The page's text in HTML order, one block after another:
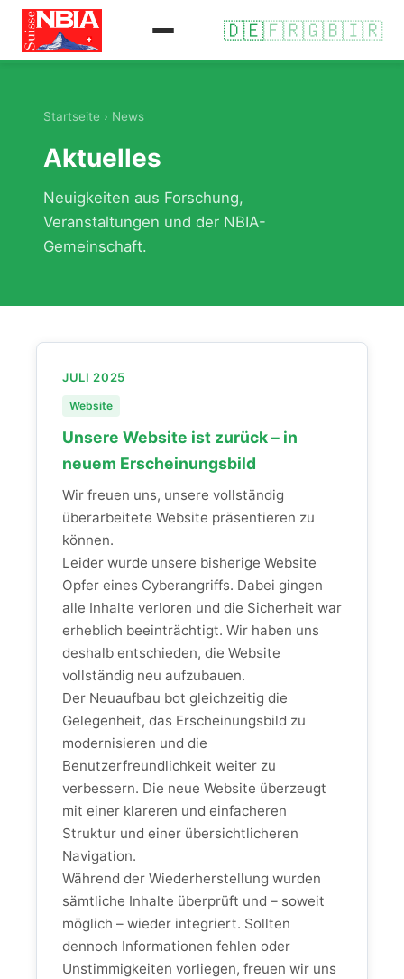
🇩🇪🇫🇷🇬🇧🇮🇷
Startseite › News
Aktuelles
Neuigkeiten aus Forschung,
Veranstaltungen und der NBIA-
Gemeinschaft.
JULI 2025
Website
Unsere Website ist zurück – in
neuem Erscheinungsbild
Wir freuen uns, unsere vollständig
überarbeitete Website präsentieren zu
können.
Leider wurde unsere bisherige Website
Opfer eines Cyberangriffs. Dabei gingen
alle Inhalte verloren und die Sicherheit war
erheblich beeinträchtigt. Wir haben uns
deshalb entschieden, die Website
vollständig neu aufzubauen.
Der Neuaufbau bot gleichzeitig die
Gelegenheit, das Erscheinungsbild zu
modernisieren und die
Benutzerfreundlichkeit weiter zu
verbessern. Die neue Website überzeugt
mit einer klareren und einfacheren
Struktur und einer übersichtlicheren
Navigation.
Während der Wiederherstellung wurden
sämtliche Inhalte überprüft und – soweit
möglich – wieder integriert. Sollten
dennoch Informationen fehlen oder
Unstimmigkeiten vorliegen, freuen wir uns